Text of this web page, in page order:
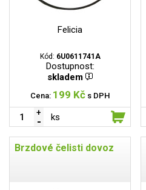
Felicia
Kód: 6U0611741A
Dostupnost:
skladem
Cena: 199 Kč s DPH
ks
Brzdové čelisti dovoz